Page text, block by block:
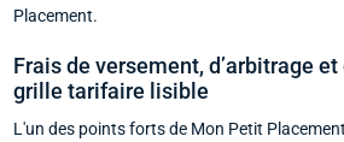
Placement.
Frais de versement, d’arbitrage
grille tarifaire lisible
L'un des points forts de Mon Petit